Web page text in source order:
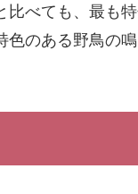
比べても、最も
色のある野鳥の